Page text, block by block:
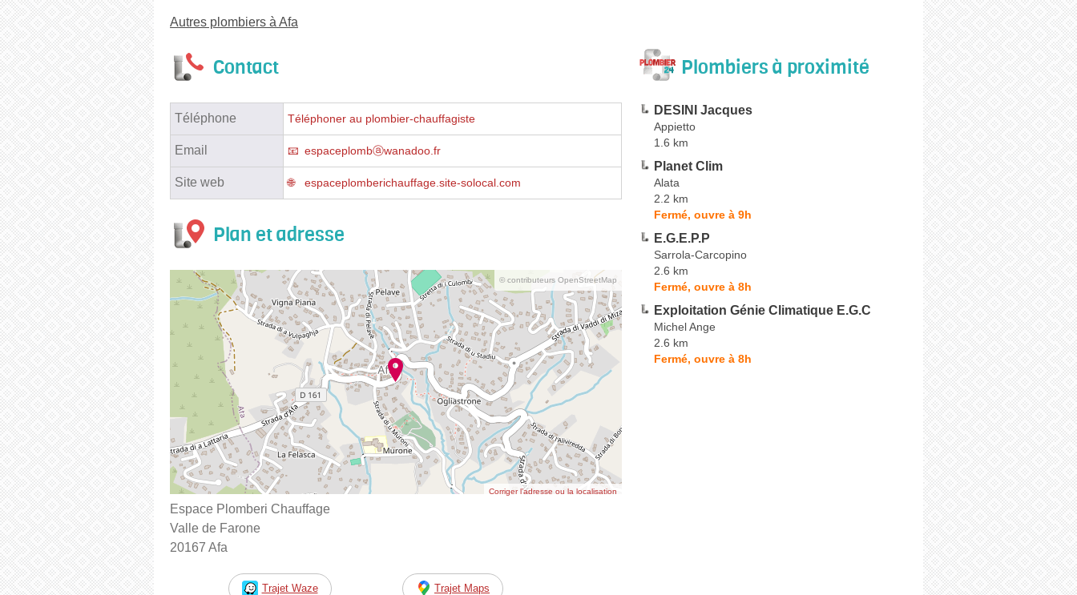
Autres plombiers à Afa
Contact
Téléphone Téléphoner au plombier-chauffagiste
Email espaceplombⓐwanadoo.fr
Site web espaceplomberichauffage.site-solocal.com
Plan et adresse
© contributeurs OpenStreetMap
Corriger l’adresse ou la localisation
Espace Plomberi Chauffage
Valle de Farone
20167 Afa
Trajet Waze Trajet Maps
Plombiers à proximité
DESINI Jacques
Appietto
1.6 km
Planet Clim
Alata
2.2 km
Fermé, ouvre à 9h
E.G.E.P.P
Sarrola-Carcopino
2.6 km
Fermé, ouvre à 8h
Exploitation Génie Climatique E.G.C
Michel Ange
2.6 km
Fermé, ouvre à 8h